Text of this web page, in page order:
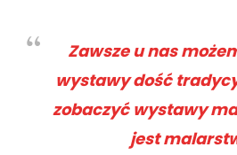
Zawsze u nas
wystawy dość
zobaczyć wystawy
jest